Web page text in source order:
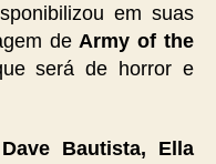
em suas
de Army of the
será de horror e
Dave Bautista, Ella